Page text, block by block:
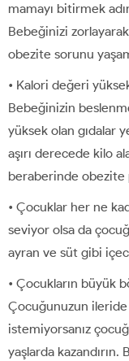
mamayı bitirmek
Bebeğinizi
obezite sorunu
• Kalori değeri
Bebeğinizin
yüksek olan gıdalar
aşırı derecede kilo
beraberinde
• Çocuklar her ne
seviyor olsa da
ayran ve süt gibi
• Çocukların büyük
Çocuğunuzun ileride
istemiyorsanız
yaşlarda